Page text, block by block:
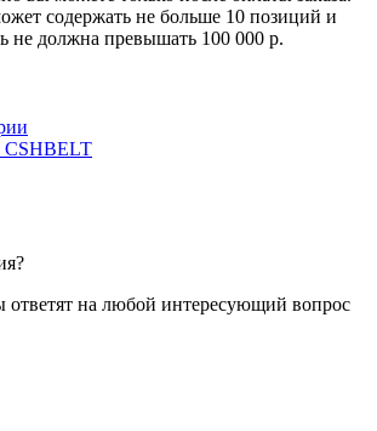
содержать не больше 10 позиций и
не должна превышать 100 000 р.
CSHBELT
на любой интересующий вопрос